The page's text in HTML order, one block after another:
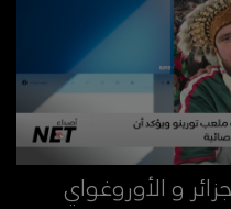
و الأوروغواي